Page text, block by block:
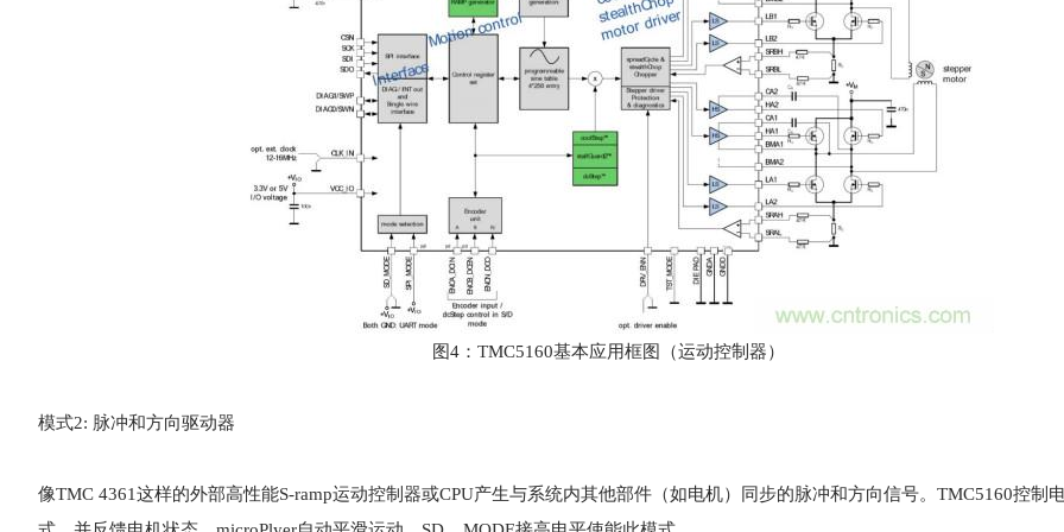
图4：TMC5160基本应用框图（运动控制器）
模式2: 脉冲和方向驱动器
像TMC 4361这样的外部高性能S-ramp运动控制器或CPU产生与系统内其他部件（如电机）同步的脉冲和方向信号。TMC5160控制